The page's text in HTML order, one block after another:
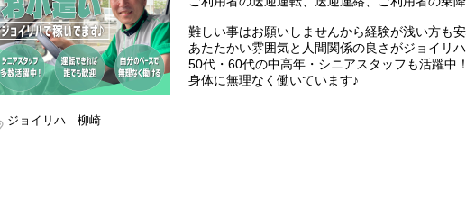
難しい事はお願いしませんから経験が浅い方も
あたたかい雰囲気と人間関係の良さがジョイリ
50代・60代の中高年・シニアスタッフも活躍中！
身体に無理なく働いています♪
ジョイリハ 柳崎